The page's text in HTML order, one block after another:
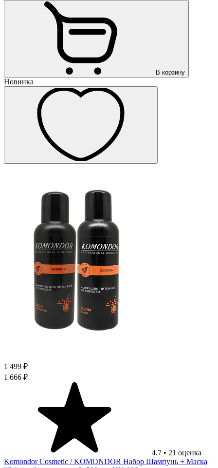
В корзину
Новинка
1 499 ₽
1 666 ₽
4.7 • 21 оценка
Komondor Cosmetic / KOMONDOR Набор Шампунь + Маска